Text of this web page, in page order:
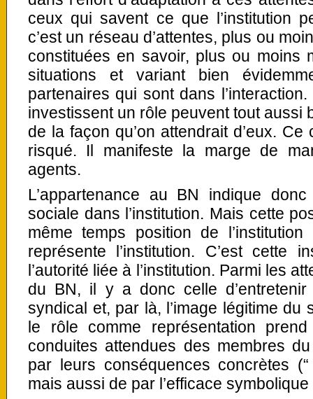
ceux qui savent ce que l’institution
c’est un réseau d’attentes, plus ou
constituées en savoir, plus ou moins
situations et variant bien
partenaires qui sont dans l’interaction.
investissent un rôle peuvent tout aussi
de la façon qu’on attendrait d’eux.
risqué. Il manifeste la marge de
agents.
L’appartenance au BN indique donc
sociale dans l’institution. Mais cette
même temps position de
représente l’institution. C’est cette
l’autorité liée à l’institution. Parmi les
du BN, il y a donc celle d’entretenir
syndical et, par là, l’image légitime du
le rôle comme représentation
conduites attendues des membres
par leurs conséquences concrètes
mais aussi de par l’efficace